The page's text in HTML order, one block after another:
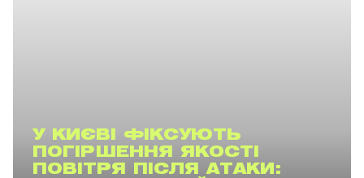
У КИЄВІ ФІКСУЮТЬ
ПОГІРШЕННЯ ЯКОСТІ
ПОВІТРЯ ПІСЛЯ АТАКИ: